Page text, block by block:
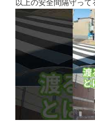
以上の安全間隔守って